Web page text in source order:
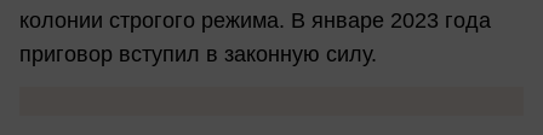
колонии строгого режима. В январе 2023 года
приговор вступил в законную силу.